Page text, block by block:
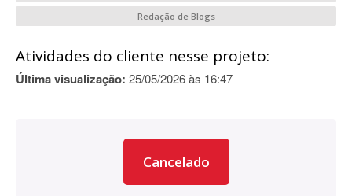
Redação de Blogs
Atividades do cliente nesse projeto:
Última visualização: 25/05/2026 às 16:47
Cancelado